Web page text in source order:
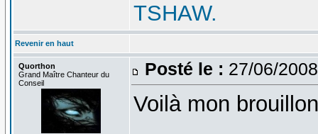
TSHAW.
Revenir en haut
Quorthon
Grand Maître Chanteur du
Conseil
Posté le : 27/06/
Voilà mon